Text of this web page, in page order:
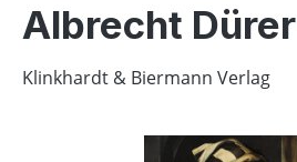
Albrecht Dürer
Klinkhardt & Biermann Verlag
Bildergalerie überspringen